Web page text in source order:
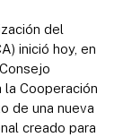
del
inició hoy, en
Cooperación
de una nueva
creado para